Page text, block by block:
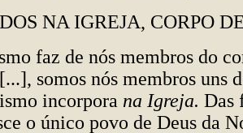
NA IGREJA, CORPO
faz de nós membros do
somos nós membros uns
incorpora na Igreja. Das
o único povo de Deus da